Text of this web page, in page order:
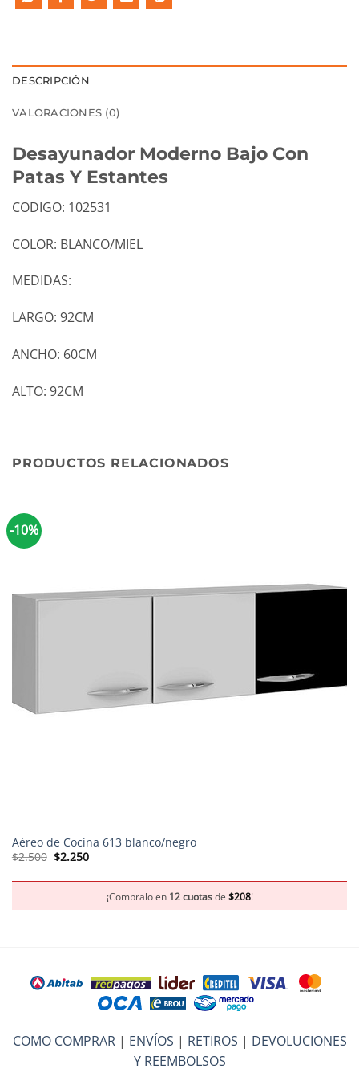
DESCRIPCIÓN
VALORACIONES (0)
Desayunador Moderno Bajo Con
Patas Y Estantes
CODIGO: 102531
COLOR: BLANCO/MIEL
MEDIDAS:
LARGO: 92CM
ANCHO: 60CM
ALTO: 92CM
PRODUCTOS RELACIONADOS
-10%
Aéreo de Cocina 613 blanco/negro
$2.500 El
$2.250El
$2.250.
¡Compralo en 12 cuotasde $208!
COMO COMPRAR| ENVÍOS | RETIROS | DEVOLUCIONES
Y REEMBOLSOS